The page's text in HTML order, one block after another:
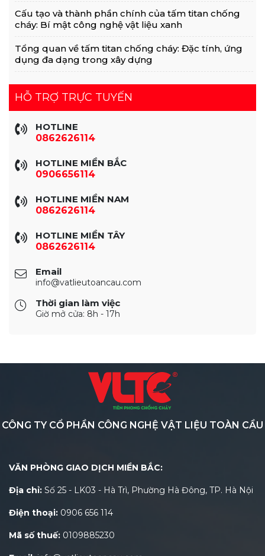
Cấu tạo và thành phần chính của tấm titan chống
cháy: Bí mật công nghệ vật liệu xanh
Tổng quan về tấm titan chống cháy: Đặc tính, ứng
dụng đa dạng trong xây dựng
HỖ TRỢ TRỰC TUYẾN
HOTLINE
0862626114
HOTLINE MIỀN BẮC
0906656114
HOTLINE MIỀN NAM
0862626114
HOTLINE MIỀN TÂY
0862626114
Email
info@vatlieutoancau.com
Thời gian làm việc
Giờ mở cửa: 8h - 17h
CÔNG TY CỔ PHẦN CÔNG NGHỆ VẬT LIỆU TOÀN CẦU
VĂN PHÒNG GIAO DỊCH MIỀN BẮC:
Địa chỉ: Số 25 - LK03 - Hà Trì, Phường Hà Đông, TP. Hà Nội
Điện thoại: 0906 656 114
Mã số thuế: 0109885230